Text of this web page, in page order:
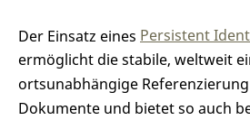
Der Einsatz eines Persistent
ermöglicht die stabile, weltweit
ortsunabhängige
Dokumente und bietet so auch